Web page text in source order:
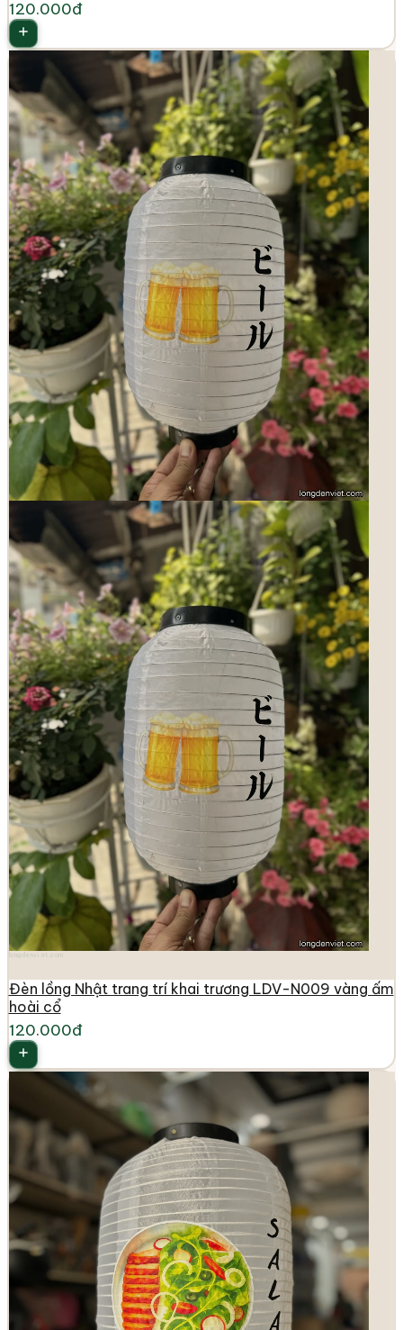
120.000đ
Đèn lồng Nhật trang trí khai trương LDV-N009 vàng ấm
hoài cổ
120.000đ